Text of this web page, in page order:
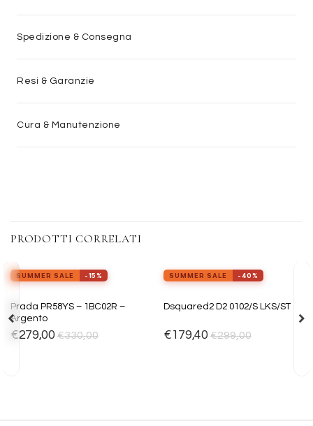
Spedizione & Consegna
Resi & Garanzie
Cura & Manutenzione
PRODOTTI CORRELATI
view_in_arProvalo ora
SUMMER SALE -15%
Prada PR58YS – 1BC02R –
Argento
€279,00 €330,00
Aggiungi
alla lista
SUMMER SALE -40%
Dsquared2 D2 0102/S LKS/ST
€179,40 €299,00